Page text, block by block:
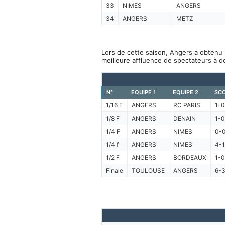
33 NIMES
ANGERS
34
ANGERS METZ
Lors de cette saison, Angers a
meilleure affluence de spectateurs à
N° EQUIPE 1 EQUIPE 2
1/16 F ANGERS RC PARIS
1-0
1/8 F
ANGERS DENAIN
1-0
1/4 F
ANGERS NIMES
0-
1/4 f
ANGERS NIMES
4-1
1/2 F
ANGERS BORDEAUX
1-0
Finale
TOULOUSE ANGERS 6-3